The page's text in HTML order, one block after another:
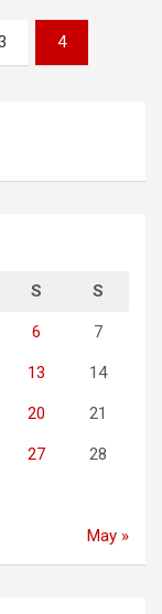
4
S S
6 7
13 14
20 21
27 28
May »